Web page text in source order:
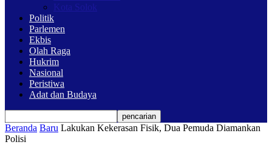
Kota Solok
Politik
Parlemen
Ekbis
Olah Raga
Hukrim
Nasional
Peristiwa
Adat dan Budaya
Beranda Baru Lakukan Kekerasan Fisik, Dua Pemuda Diamankan
Polisi